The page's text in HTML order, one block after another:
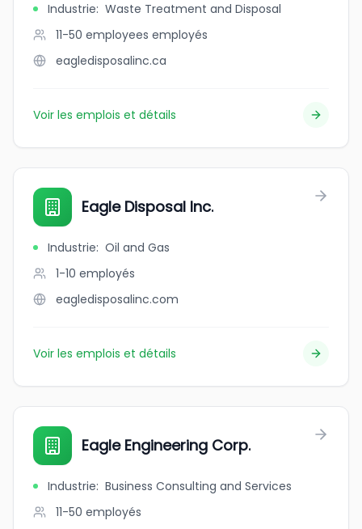
Industrie: Waste Treatment and Disposal
11-50 employees employés
eagledisposalinc.ca
Voir les emplois et détails
Eagle Disposal Inc.
Industrie: Oil and Gas
1-10 employés
eagledisposalinc.com
Voir les emplois et détails
Eagle Engineering Corp.
Industrie: Business Consulting and Services
11-50 employés